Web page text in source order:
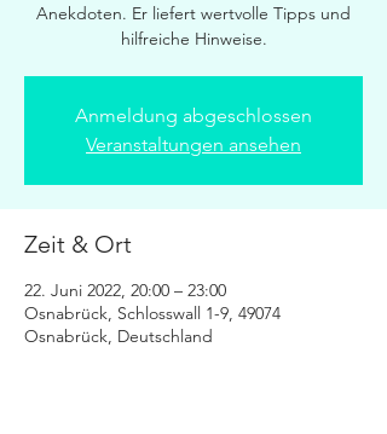
Anekdoten. Er liefert wertvolle Tipps und
hilfreiche Hinweise.
Anmeldung abgeschlossen
Veranstaltungen ansehen
Zeit & Ort
22. Juni 2022, 20:00 – 23:00
Osnabrück, Schlosswall 1-9, 49074
Osnabrück, Deutschland